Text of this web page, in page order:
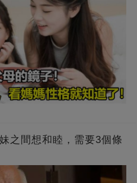
之間想和睦，需要3個條